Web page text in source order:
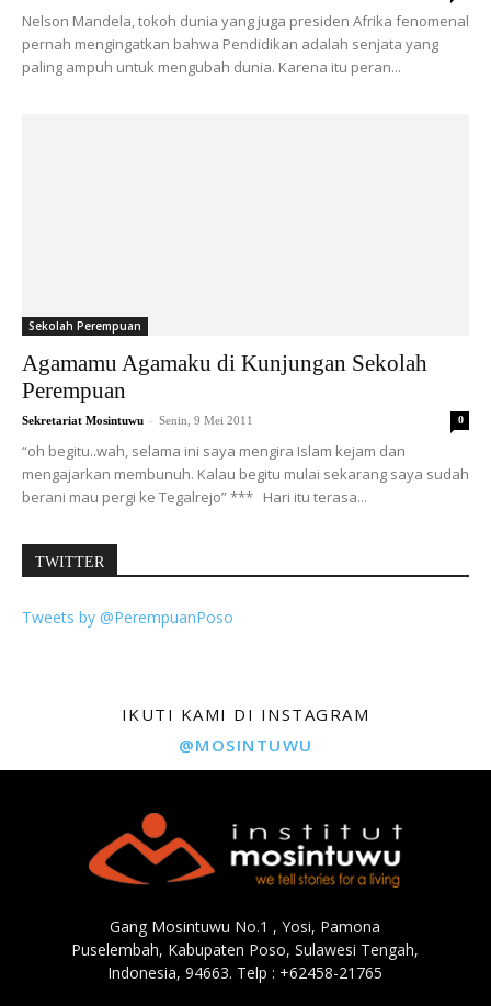
Nelson Mandela, tokoh dunia yang juga presiden Afrika fenomenal
pernah mengingatkan bahwa Pendidikan adalah senjata yang
paling ampuh untuk mengubah dunia. Karena itu peran...
Sekolah Perempuan
Agamamu Agamaku di Kunjungan Sekolah
Perempuan
Sekretariat Mosintuwu - Senin, 9 Mei 2011 0
“oh begitu..wah, selama ini saya mengira Islam kejam dan
mengajarkan membunuh. Kalau begitu mulai sekarang saya sudah
berani mau pergi ke Tegalrejo” *** Hari itu terasa...
TWITTER
Tweets by @PerempuanPoso
IKUTI KAMI DI INSTAGRAM
@MOSINTUWU
Gang Mosintuwu No.1 , Yosi, Pamona
Puselembah, Kabupaten Poso, Sulawesi Tengah,
Indonesia, 94663. Telp : +62458-21765